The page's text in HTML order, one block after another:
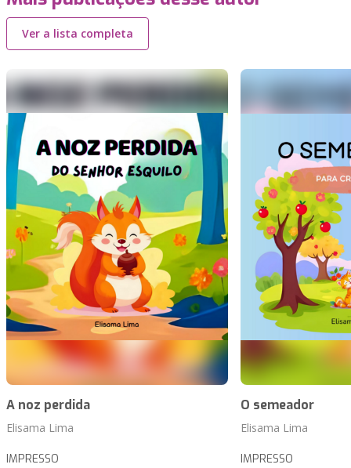
Ver a lista completa
A noz perdida
Elisama Lima
IMPRESSO
O semeador
Elisama Lima
IMPRESSO